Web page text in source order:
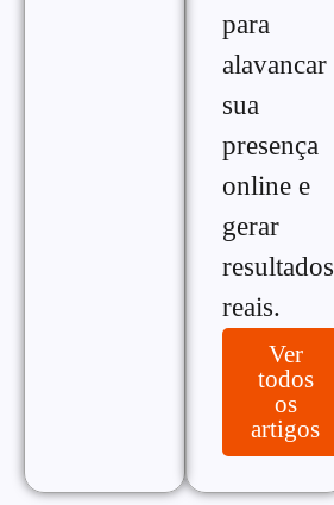
para
alavancar
sua
presença
online e
gerar
resultados
reais.
Ver
todos
os
artigos